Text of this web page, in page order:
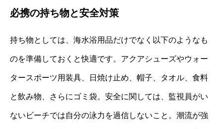
必携の持ち物と安全対策
持ち物としては、海水浴用品だけでなく以下のようなも
のを準備しておくと快適です。アクアシューズやウォー
タースポーツ用装具、日焼け止め、帽子、タオル、食料
と飲み物、さらにゴミ袋。安全に関しては、監視員がい
ないビーチでは自分の泳力を過信しないこと。潮流が強